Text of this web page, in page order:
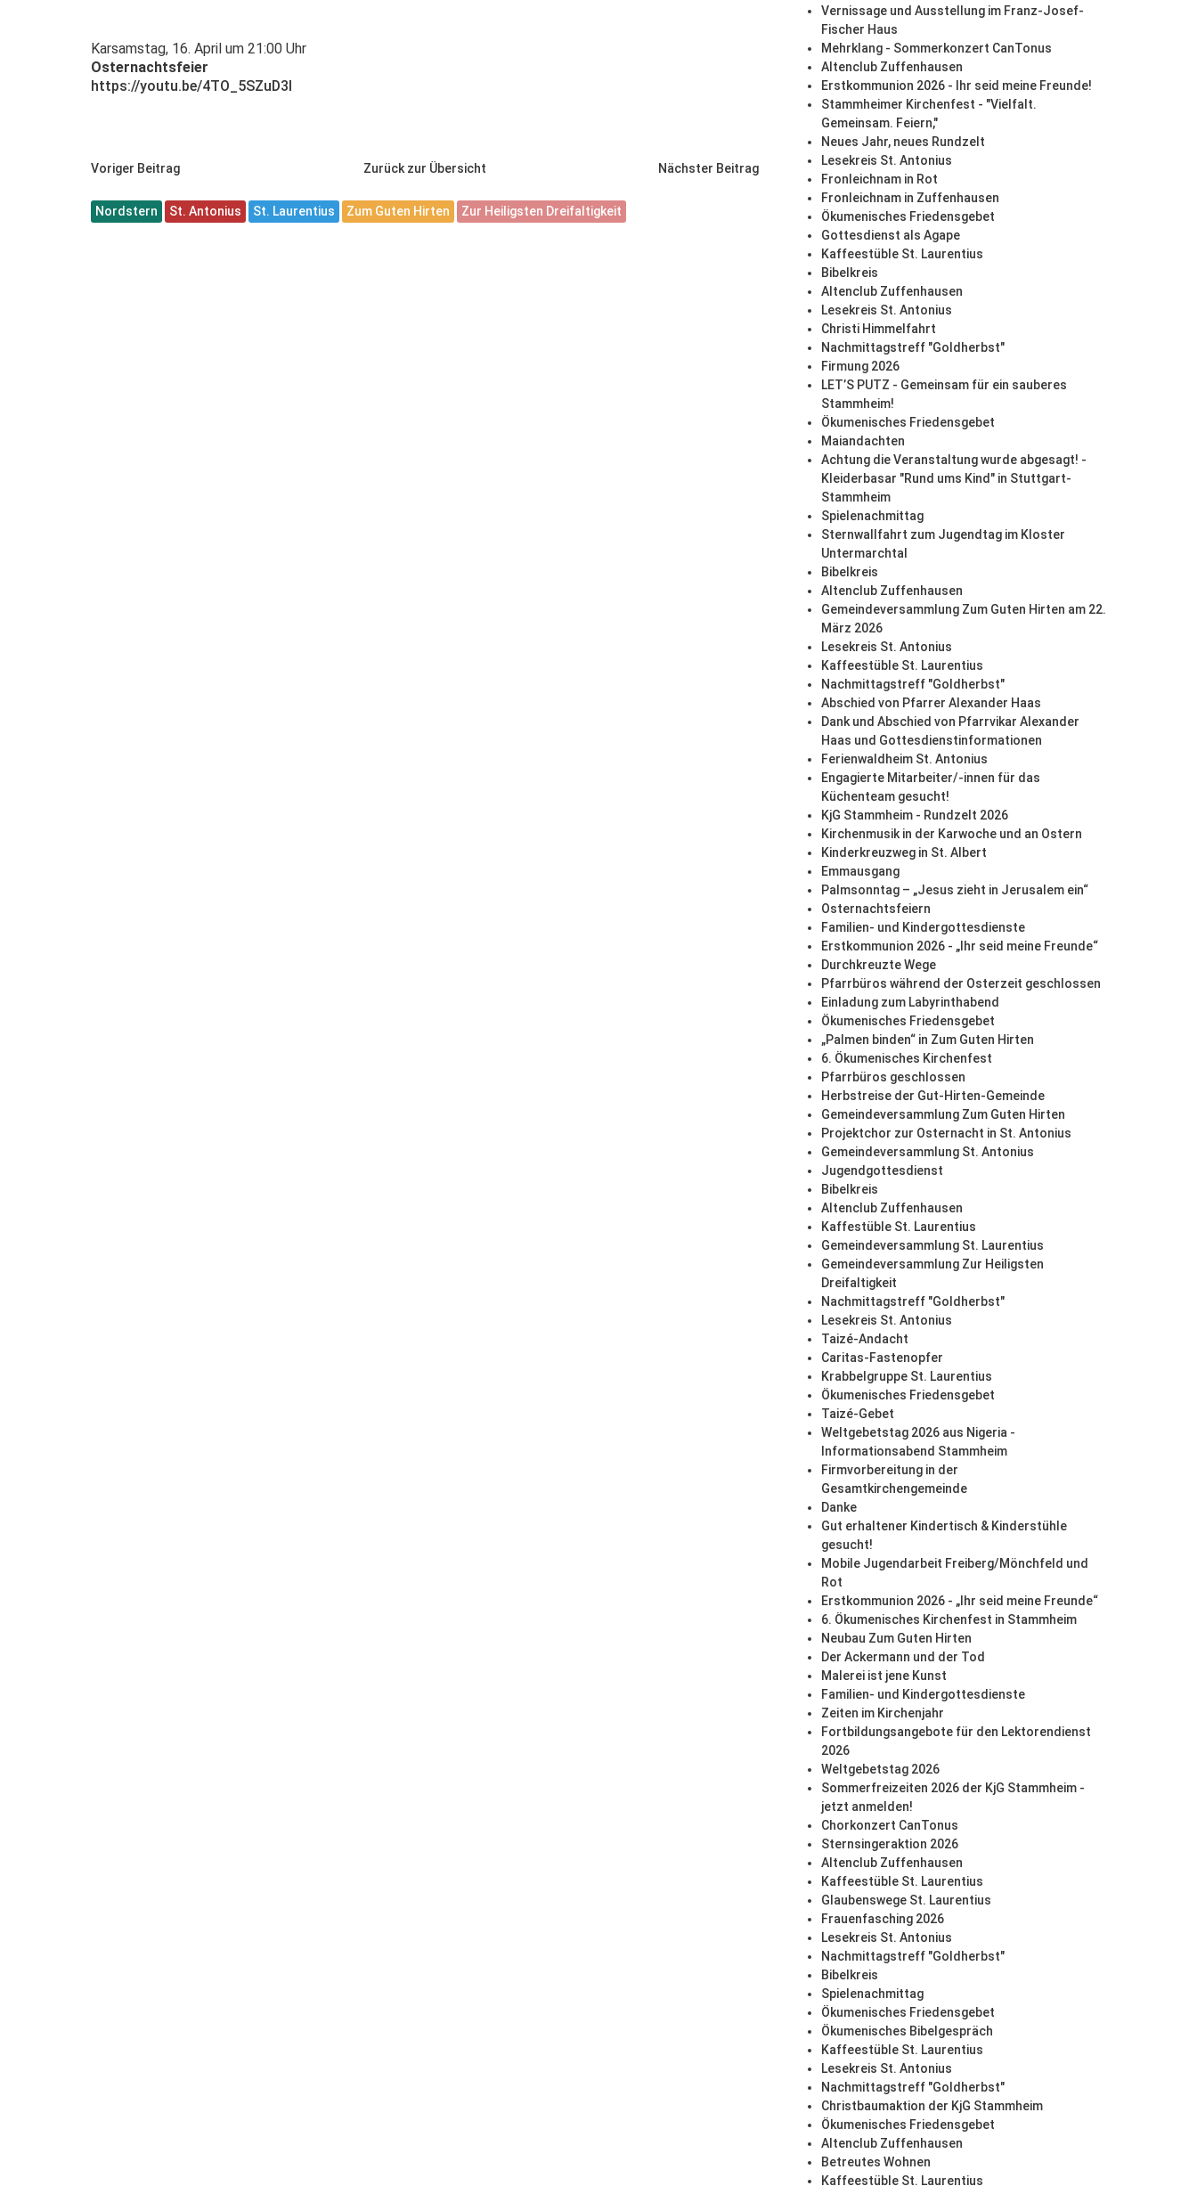
Karsamstag, 16. April um 21:00 Uhr
Osternachtsfeier
https://youtu.be/4TO_5SZuD3I
Voriger Beitrag Zurück zur Übersicht Nächster Beitrag
Nordstern St. Antonius St. Laurentius Zum Guten Hirten Zur Heiligsten Dreifaltigkeit
Vernissage und Ausstellung im Franz-Josef-
Fischer Haus
Mehrklang - Sommerkonzert CanTonus
Altenclub Zuffenhausen
Erstkommunion 2026 - Ihr seid meine Freunde!
Stammheimer Kirchenfest - "Vielfalt.
Gemeinsam. Feiern,"
Neues Jahr, neues Rundzelt
Lesekreis St. Antonius
Fronleichnam in Rot
Fronleichnam in Zuffenhausen
Ökumenisches Friedensgebet
Gottesdienst als Agape
Kaffeestüble St. Laurentius
Bibelkreis
Altenclub Zuffenhausen
Lesekreis St. Antonius
Christi Himmelfahrt
Nachmittagstreff "Goldherbst"
Firmung 2026
LET’S PUTZ - Gemeinsam für ein sauberes
Stammheim!
Ökumenisches Friedensgebet
Maiandachten
Achtung die Veranstaltung wurde abgesagt! -
Kleiderbasar "Rund ums Kind" in Stuttgart-
Stammheim
Spielenachmittag
Sternwallfahrt zum Jugendtag im Kloster
Untermarchtal
Bibelkreis
Altenclub Zuffenhausen
Gemeindeversammlung Zum Guten Hirten am 22.
März 2026
Lesekreis St. Antonius
Kaffeestüble St. Laurentius
Nachmittagstreff "Goldherbst"
Abschied von Pfarrer Alexander Haas
Dank und Abschied von Pfarrvikar Alexander
Haas und Gottesdienstinformationen
Ferienwaldheim St. Antonius
Engagierte Mitarbeiter/-innen für das
Küchenteam gesucht!
KjG Stammheim - Rundzelt 2026
Kirchenmusik in der Karwoche und an Ostern
Kinderkreuzweg in St. Albert
Emmausgang
Palmsonntag – „Jesus zieht in Jerusalem ein“
Osternachtsfeiern
Familien- und Kindergottesdienste
Erstkommunion 2026 - „Ihr seid meine Freunde“
Durchkreuzte Wege
Pfarrbüros während der Osterzeit geschlossen
Einladung zum Labyrinthabend
Ökumenisches Friedensgebet
„Palmen binden“ in Zum Guten Hirten
6. Ökumenisches Kirchenfest
Pfarrbüros geschlossen
Herbstreise der Gut-Hirten-Gemeinde
Gemeindeversammlung Zum Guten Hirten
Projektchor zur Osternacht in St. Antonius
Gemeindeversammlung St. Antonius
Jugendgottesdienst
Bibelkreis
Altenclub Zuffenhausen
Kaffestüble St. Laurentius
Gemeindeversammlung St. Laurentius
Gemeindeversammlung Zur Heiligsten
Dreifaltigkeit
Nachmittagstreff "Goldherbst"
Lesekreis St. Antonius
Taizé-Andacht
Caritas-Fastenopfer
Krabbelgruppe St. Laurentius
Ökumenisches Friedensgebet
Taizé-Gebet
Weltgebetstag 2026 aus Nigeria -
Informationsabend Stammheim
Firmvorbereitung in der
Gesamtkirchengemeinde
Danke
Gut erhaltener Kindertisch & Kinderstühle
gesucht!
Mobile Jugendarbeit Freiberg/Mönchfeld und
Rot
Erstkommunion 2026 - „Ihr seid meine Freunde“
6. Ökumenisches Kirchenfest in Stammheim
Neubau Zum Guten Hirten
Der Ackermann und der Tod
Malerei ist jene Kunst
Familien- und Kindergottesdienste
Zeiten im Kirchenjahr
Fortbildungsangebote für den Lektorendienst
2026
Weltgebetstag 2026
Sommerfreizeiten 2026 der KjG Stammheim -
jetzt anmelden!
Chorkonzert CanTonus
Sternsingeraktion 2026
Altenclub Zuffenhausen
Kaffeestüble St. Laurentius
Glaubenswege St. Laurentius
Frauenfasching 2026
Lesekreis St. Antonius
Nachmittagstreff "Goldherbst"
Bibelkreis
Spielenachmittag
Ökumenisches Friedensgebet
Ökumenisches Bibelgespräch
Kaffeestüble St. Laurentius
Lesekreis St. Antonius
Nachmittagstreff "Goldherbst"
Christbaumaktion der KjG Stammheim
Ökumenisches Friedensgebet
Altenclub Zuffenhausen
Betreutes Wohnen
Kaffeestüble St. Laurentius